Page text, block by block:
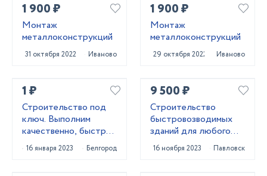
1 900 ₽
Монтаж
металлоконструкций
31 октября 2022 Иваново
1 900 ₽
Монтаж
металлоконструкций
29 октября 2022 Иваново
1 ₽
Строительство под
ключ. Выполним
качественно, быстро,
подскажем лучшее!
16 января 2023 Белгород
9 500 ₽
Строительство
быстровозводимых
зданий для любого
бизнеса
16 ноября 2023 Павловск